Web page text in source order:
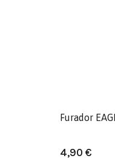
Furador
4,90 €